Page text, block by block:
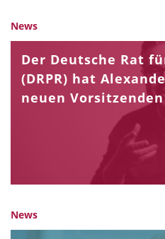
News
Der Deutsche Rat
(DRPR) hat
neuen
News